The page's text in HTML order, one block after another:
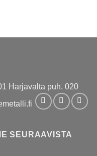
Harjavalta puh. 020
SEURAAVISTA